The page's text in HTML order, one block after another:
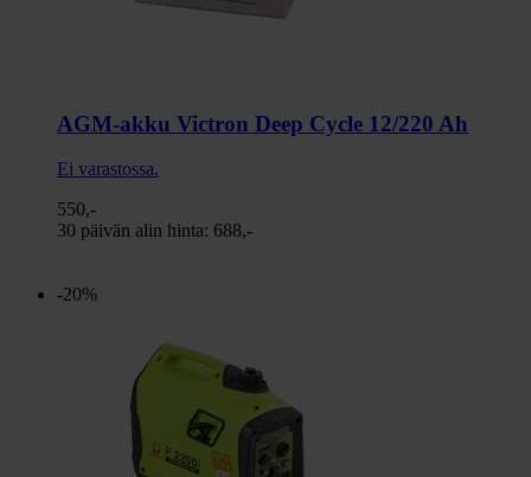
AGM-akku Victron Deep Cycle 12/220 Ah
Ei varastossa.
550,-
30 päivän alin hinta: 688,-
-20%